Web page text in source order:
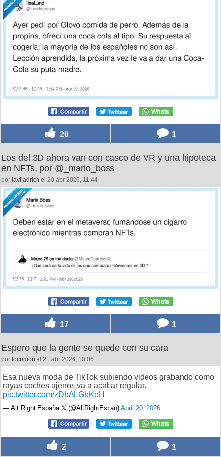
20 1
Los del 3D ahora van con casco de VR y una hipoteca
en NFTs, por @_mario_boss
por laviladrich el 20 abr 2026, 11:44
17 1
Espero que la gente se quede con su cara
por locomon el 21 abr 2026, 10:06
Esa nueva moda de TikTok subiendo videos grabando como
rayas coches ajenos va a acabar regular.
pic.twitter.com/zDbALGbKeH
— Alt Right España 𝕏 (@AltRightEspan) April 20, 2026
2 1